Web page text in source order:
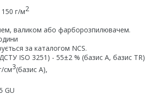
г/м2
валиком або фарборозпилювачем.
за каталогом NCS.
ISO 3251) - 55±2 % (базис А, базис TR)
см3(базис А),
GU